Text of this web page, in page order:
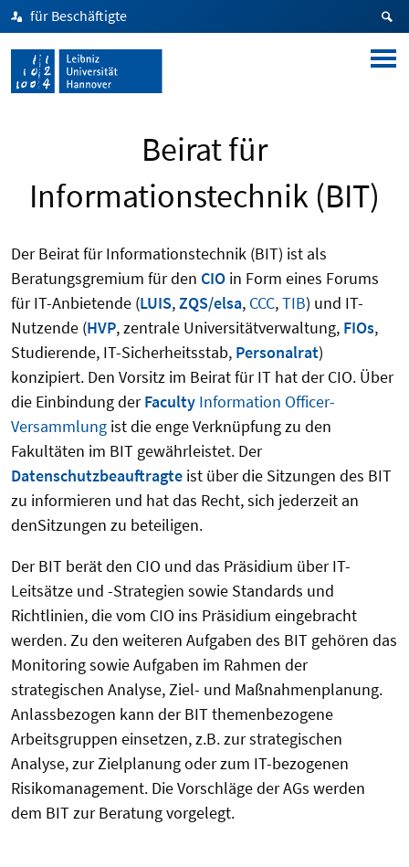
für Beschäftigte
Beirat für
Informationstechnik (BIT)
Der Beirat für Informationstechnik (BIT) ist als
Beratungsgremium für den CIO in Form eines Forums
für IT-Anbietende (LUIS,ZQS/elsa, CCC,TIB) und IT-
Nutzende (HVP, zentrale Universitätverwaltung, FIOs,
Studierende, IT-Sicherheitsstab, Personalrat)
konzipiert. Den Vorsitz im Beirat für IT hat der CIO. Über
die Einbindung derFaculty Information Officer-
Versammlung ist die enge Verknüpfung zu den
Fakultäten im BIT gewährleistet. Der
Datenschutzbeauftragte ist über die Sitzungen des BIT
zu informieren und hat das Recht, sich jederzeit an
denSitzungen zu beteiligen.
Der BIT berät den CIO und das Präsidium über IT-
Leitsätze und -Strategien sowie Standards und
Richtlinien, die vom CIO ins Präsidium eingebracht
werden. Zu den weiteren Aufgaben des BIT gehören das
Monitoring sowie Aufgaben im Rahmen der
strategischen Analyse, Ziel- und Maßnahmenplanung.
Anlassbezogen kann der BIT themenbezogene
Arbeitsgruppen einsetzen, z.B. zur strategischen
Analyse, zur Zielplanung oder zum IT-bezogenen
Risikomanagement. Die Vorschläge der AGs werden
dem BIT zur Beratung vorgelegt.